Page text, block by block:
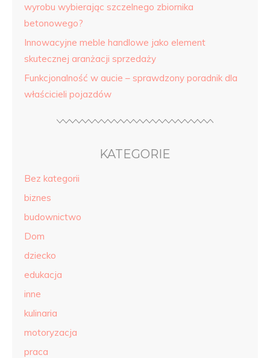
wyrobu wybierając szczelnego zbiornika
betonowego?
Innowacyjne meble handlowe jako element
skutecznej aranżacji sprzedaży
Funkcjonalność w aucie – sprawdzony poradnik dla
właścicieli pojazdów
KATEGORIE
Bez kategorii
biznes
budownictwo
Dom
dziecko
edukacja
inne
kulinaria
motoryzacja
praca